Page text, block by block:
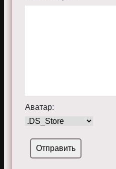
Аватар: